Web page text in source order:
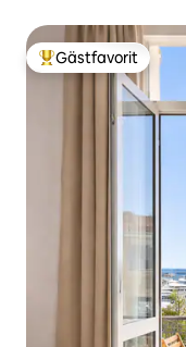
Populär gästfavorit
Gästfavorit